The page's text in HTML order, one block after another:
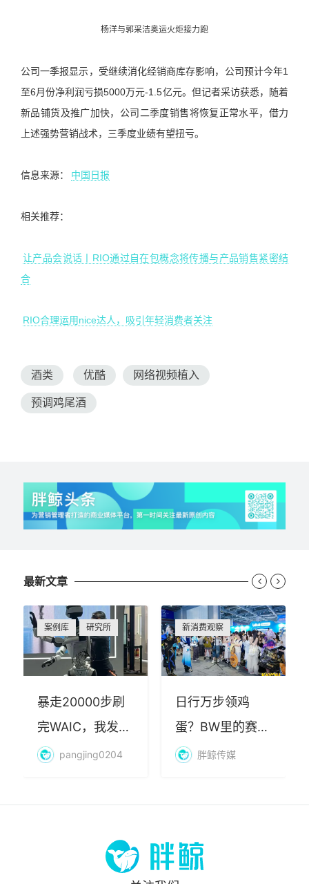
杨洋与郭采洁奥运火炬接力跑
公司一季报显示，受继续消化经销商库存影响，公司预计今年1
至6月份净利润亏损5000万元-1.5亿元。但记者采访获悉，随着
新品铺货及推广加快，公司二季度销售将恢复正常水平，借力
上述强势营销战术，三季度业绩有望扭亏。
信息来源： 中国日报
相关推荐：
让产品会说话丨RIO通过自在包概念将传播与产品销售紧密结
合
RIO合理运用nice达人，吸引年轻消费者关注
酒类 优酷 网络视频植入
预调鸡尾酒
最新文章
案例库 研究所
暴走20000步刷
完WAIC，我发现
AI最赚钱的不是
pangjing0204
新消费观察
日行万步领鸡
蛋？BW里的赛博
朝圣，藏着品牌
胖鲸传媒
 